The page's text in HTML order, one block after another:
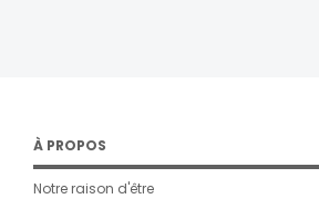
À PROPOS
Notre raison d'être